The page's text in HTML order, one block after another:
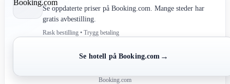
Se oppdaterte priser på Booking.com. Mange steder har
gratis avbestilling.
Rask bestilling • Trygg betaling
Se hotell på Booking.com →
Booking.com